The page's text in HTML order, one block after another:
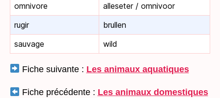
omnivore
alleseter / omnivoor
rugir
brullen
sauvage
wild
Fiche suivante : Les animaux aquatiques
Fiche précédente : Les animaux domestiques